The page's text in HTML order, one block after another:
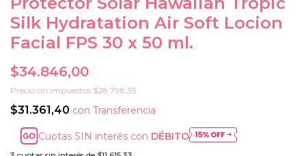
Silk Hydratation Air Soft Locion
Facial FPS 30 x 50 ml.
$34.846,00
Precio sin impuestos $28.798,35
$31.361,40 con Transferencia
Cuotas SIN interés con DÉBITO